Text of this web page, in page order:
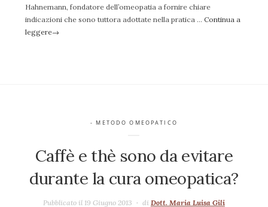
Hahnemann, fondatore dell’omeopatia a fornire chiare
indicazioni che sono tuttora adottate nella pratica … Continua a
leggere→
- METODO OMEOPATICO
Caffè e thè sono da evitare
durante la cura omeopatica?
Pubblicato il 19 Giugno 2013 di Dott. Maria Luisa Gili